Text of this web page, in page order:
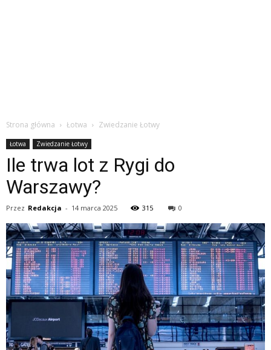
Strona główna Łotwa Zwiedzanie Łotwy
Łotwa Zwiedzanie Łotwy
Ile trwa lot z Rygi do
Warszawy?
Przez Redakcja - 14 marca 2025 315 0